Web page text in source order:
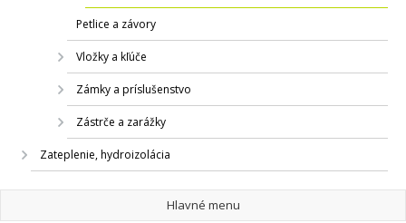
Petlice a závory
Vložky a kľúče
Zámky a príslušenstvo
Zástrče a zarážky
Zateplenie, hydroizolácia
Hlavné menu